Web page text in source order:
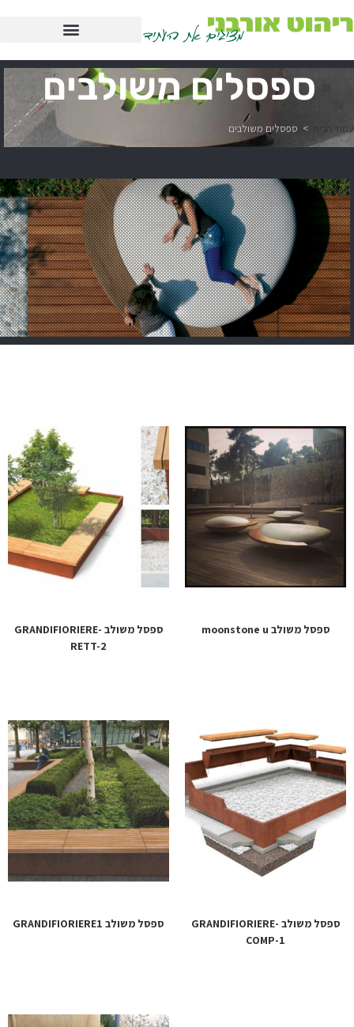
ספסלים משולבים
עמוד הבית > ספסלים משולבים
ספסל משולב moonstone u
ספסל משולב GRANDIFIORIERE-
RETT-2
ספסל משולב GRANDIFIORIERE-
COMP-1
ספסל משולב GRANDIFIORIERE1